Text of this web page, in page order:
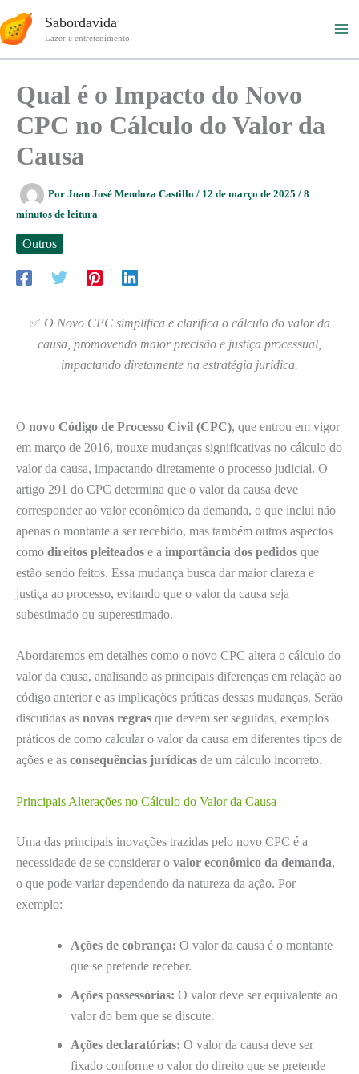
para
Sabordavida
Lazer e entretenimento
Qual é o Impacto do Novo
CPC no Cálculo do Valor da
Causa
Por Juan José Mendoza Castillo / 12 de março de 2025 / 8
minutos de leitura
Outros
✅ O Novo CPC simplifica e clarifica o cálculo do valor da
causa, promovendo maior precisão e justiça processual,
impactando diretamente na estratégia jurídica.
O novo Código de Processo Civil (CPC), que entrou em vigor
em março de 2016, trouxe mudanças significativas no cálculo do
valor da causa, impactando diretamente o processo judicial. O
artigo 291 do CPC determina que o valor da causa deve
corresponder ao valor econômico da demanda, o que inclui não
apenas o montante a ser recebido, mas também outros aspectos
como direitos pleiteados e a importância dos pedidos que
estão sendo feitos. Essa mudança busca dar maior clareza e
justiça ao processo, evitando que o valor da causa seja
subestimado ou superestimado.
Abordaremos em detalhes como o novo CPC altera o cálculo do
valor da causa, analisando as principais diferenças em relação ao
código anterior e as implicações práticas dessas mudanças. Serão
discutidas as novas regras que devem ser seguidas, exemplos
práticos de como calcular o valor da causa em diferentes tipos de
ações e as consequências jurídicas de um cálculo incorreto.
Principais Alterações no Cálculo do Valor da Causa
Uma das principais inovações trazidas pelo novo CPC é a
necessidade de se considerar o valor econômico da demanda,
o que pode variar dependendo da natureza da ação. Por
exemplo:
Ações de cobrança: O valor da causa é o montante
que se pretende receber.
Ações possessórias: O valor deve ser equivalente ao
valor do bem que se discute.
Ações declaratórias: O valor da causa deve ser
fixado conforme o valor do direito que se pretende